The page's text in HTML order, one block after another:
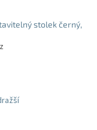
stolek černý,